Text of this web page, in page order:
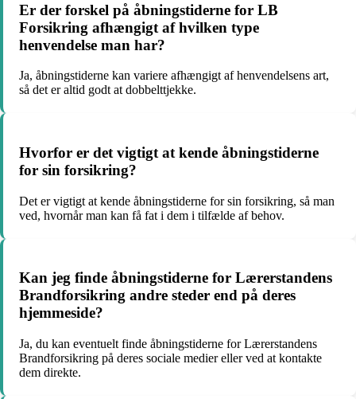
Er der forskel på åbningstiderne for LB
Forsikring afhængigt af hvilken type
henvendelse man har?
Ja, åbningstiderne kan variere afhængigt af henvendelsens art,
så det er altid godt at dobbelttjekke.
Hvorfor er det vigtigt at kende åbningstiderne
for sin forsikring?
Det er vigtigt at kende åbningstiderne for sin forsikring, så man
ved, hvornår man kan få fat i dem i tilfælde af behov.
Kan jeg finde åbningstiderne for Lærerstandens
Brandforsikring andre steder end på deres
hjemmeside?
Ja, du kan eventuelt finde åbningstiderne for Lærerstandens
Brandforsikring på deres sociale medier eller ved at kontakte
dem direkte.